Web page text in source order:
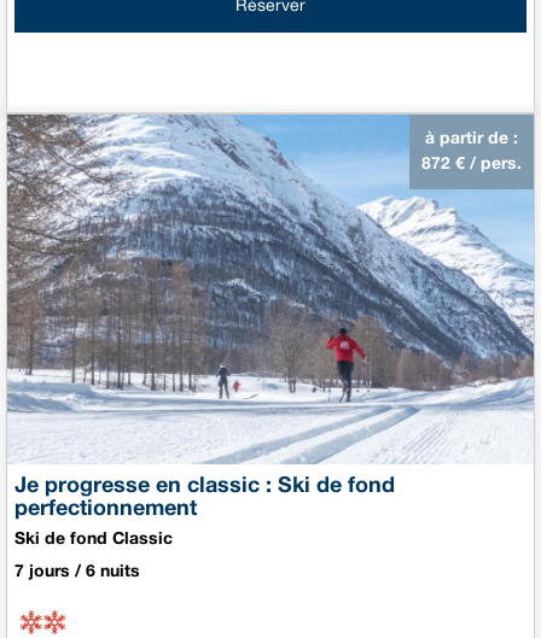
Réserver
Je progresse en classic : Ski de fond
perfectionnement
Ski de fond Classic
à partir de :
872 € / pers.
7 jours / 6 nuits